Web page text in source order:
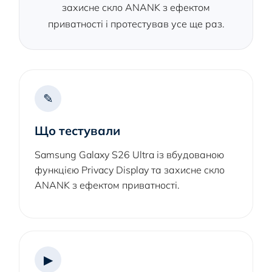
захисне скло ANANK з ефектом
приватності і протестував усе ще раз.
✎
Що тестували
Samsung Galaxy S26 Ultra із вбудованою
функцією Privacy Display та захисне скло
ANANK з ефектом приватності.
▶